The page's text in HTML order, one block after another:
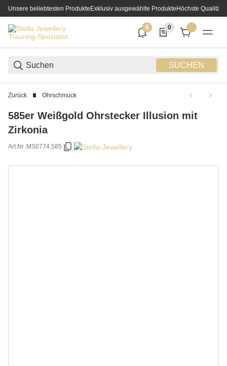
Unsere beliebtesten ProdukteExklusiv ausgewählte ProdukteHöchste Qualität
SUCHEN
6
6 neue Notifizierungen
0
0 Produkte in der
Zurück Ohrschmuck
585er Weißgold Ohrstecker Illusion mit
Zirkonia
Art.Nr.:MS0774.585